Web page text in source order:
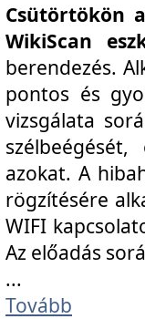
Csütörtökön
WikiScan
berendezés.
pontos és
vizsgálata
azokat. A
rögzítésére
WIFI
Az előadás
...
Tovább